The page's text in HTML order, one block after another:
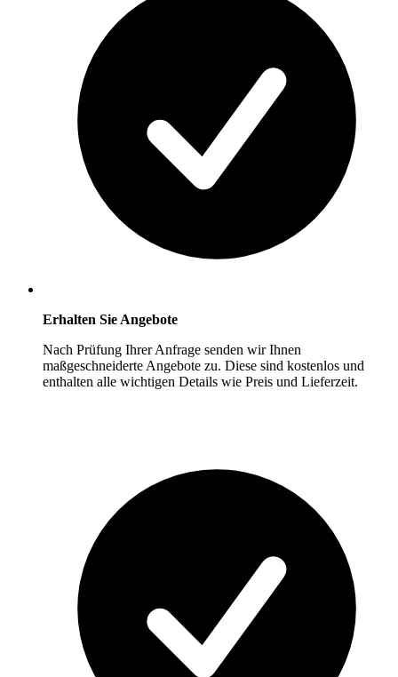
Erhalten Sie Angebote
Nach Prüfung Ihrer Anfrage senden wir Ihnen
maßgeschneiderte Angebote zu. Diese sind kostenlos und
enthalten alle wichtigen Details wie Preis und Lieferzeit.